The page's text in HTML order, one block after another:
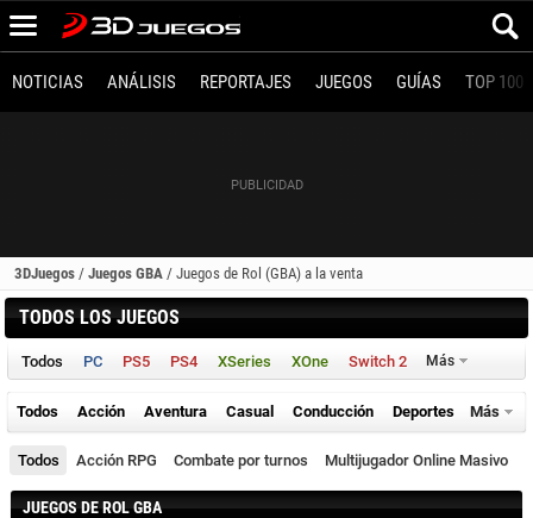
NOTICIAS ANÁLISIS REPORTAJES JUEGOS GUÍAS TOP 100
3DJuegos / Juegos GBA / Juegos de Rol (GBA) a la venta
TODOS LOS JUEGOS
Todos PC PS5 PS4 XSeries XOne Switch 2 Más
Todos Acción Aventura Casual Conducción Deportes Más
Todos Acción RPG Combate por turnos Multijugador Online Masivo
JUEGOS DE ROL GBA